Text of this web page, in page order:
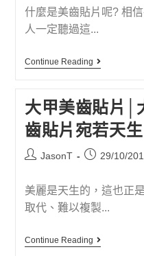
什麼是美齒貼片呢? 相
人一定聽過這...
Continue Reading
大甲美齒貼片│
齒貼片宛若天生
JasonT 29/10/
美麗是天生的，這也正
取代、難以複製...
Continue Reading